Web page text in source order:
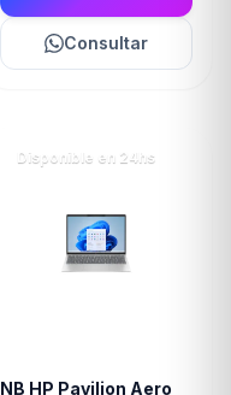
Consultar
Disponible en 24hs
NB HP Pavilion Aero